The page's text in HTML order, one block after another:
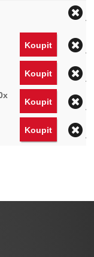
Koupit
Koupit
Koupit
Koupit